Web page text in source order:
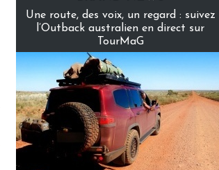
Une route, des voix, un regard : suivez
l’Outback australien en direct sur
TourMaG